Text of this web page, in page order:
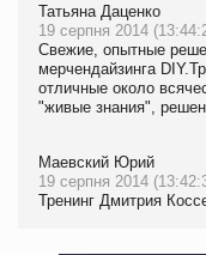
Татьяна Даценко
19 серпня 2014
Свежие, опытные
мерчендайзинга
отличные около
"живые знания",
Маевский Юрий
19 серпня 2014
Тренинг Дмитрия